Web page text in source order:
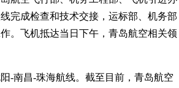
完成检查和技术交接，运标部、机务部
。飞机抵达当日下午，青岛航空相关领
-南昌-珠海航线。截至目前，青岛航空